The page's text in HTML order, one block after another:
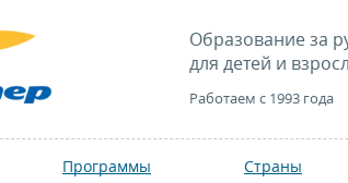
Образование за
для детей и
Работаем с 1993 года
Программы Страны